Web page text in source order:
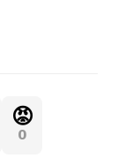
😡
0